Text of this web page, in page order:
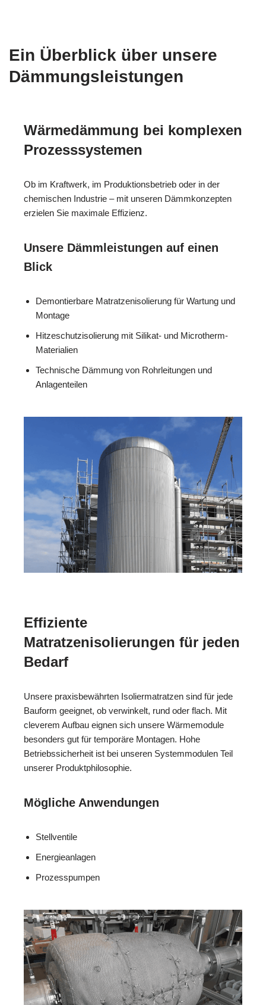
Ein Überblick über unsere
Dämmungsleistungen
Wärmedämmung bei komplexen
Prozesssystemen
Ob im Kraftwerk, im Produktionsbetrieb oder in der
chemischen Industrie – mit unseren Dämmkonzepten
erzielen Sie maximale Effizienz.
Unsere Dämmleistungen auf einen
Blick
Demontierbare Matratzenisolierung für Wartung und
Montage
Hitzeschutzisolierung mit Silikat- und Microtherm-
Materialien
Technische Dämmung von Rohrleitungen und
Anlagenteilen
Effiziente
Matratzenisolierungen für jeden
Bedarf
Unsere praxisbewährten Isoliermatratzen sind für jede
Bauform geeignet, ob verwinkelt, rund oder flach. Mit
cleverem Aufbau eignen sich unsere Wärmemodule
besonders gut für temporäre Montagen. Hohe
Betriebssicherheit ist bei unseren Systemmodulen Teil
unserer Produktphilosophie.
Mögliche Anwendungen
Stellventile
Energieanlagen
Prozesspumpen